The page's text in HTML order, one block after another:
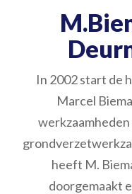
In 2002 start de
Marcel
heeft M.
doorgemaakt